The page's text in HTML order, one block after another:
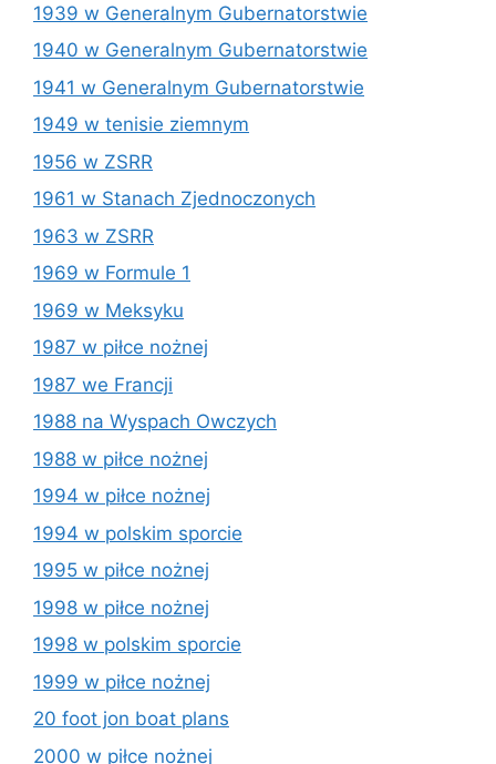
1939 w Generalnym Gubernatorstwie
1940 w Generalnym Gubernatorstwie
1941 w Generalnym Gubernatorstwie
1949 w tenisie ziemnym
1956 w ZSRR
1961 w Stanach Zjednoczonych
1963 w ZSRR
1969 w Formule 1
1969 w Meksyku
1987 w piłce nożnej
1987 we Francji
1988 na Wyspach Owczych
1988 w piłce nożnej
1994 w piłce nożnej
1994 w polskim sporcie
1995 w piłce nożnej
1998 w piłce nożnej
1998 w polskim sporcie
1999 w piłce nożnej
20 foot jon boat plans
2000 w piłce nożnej